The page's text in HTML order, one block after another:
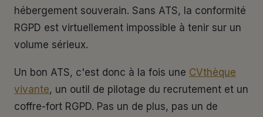
hébergement souverain. Sans ATS, la conformité
RGPD est virtuellement impossible à tenir sur un
volume sérieux.
Un bon ATS, c'est donc à la fois une CVthèque
vivante, un outil de pilotage du recrutement et un
coffre-fort RGPD. Pas un de plus, pas un de